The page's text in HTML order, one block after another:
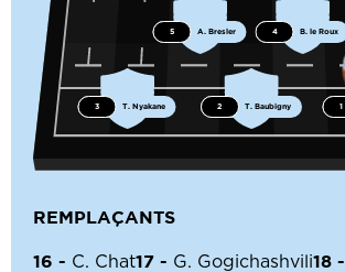
1
2 T. Baubigny
3 T. Nyakane
4 B. le Roux
5 A. Bresler
REMPLAÇANTS
16 - C. Chat17 - G. Gogichashvili18 -